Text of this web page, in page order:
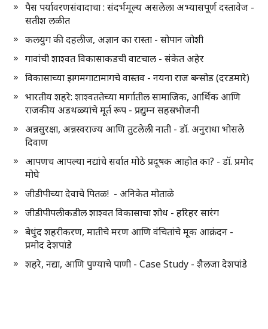
पैस पर्यावरणसंवादाचा : संदर्भमूल्य असलेला अभ्यासपूर्ण दस्तावेज -
सतीश लळीत
कलयुग की दहलीज, अज्ञान का रास्ता - सोपान जोशी
गावांची शाश्वत विकासाकडची वाटचाल - संकेत अहेर
विकासाच्या झगमगाटामागचे वास्तव - नयना राज बन्सोड (दरडमारे)
भारतीय शहरे: शाश्वततेच्या मार्गातील सामाजिक, आर्थिक आणि
राजकीय अडथळ्यांचे मूर्त रूप - प्रद्युम्न सहस्रभोजनी
अन्नसुरक्षा, अन्नस्वराज्य आणि तुटलेली नाती - डॉ. अनुराधा भोसले
दिवाण
आपणच आपल्या नद्यांचे सर्वात मोठे प्रदूषक आहोत का? - डॉ. प्रमोद
मोघे
जीडीपीच्या देवाचे पितळ! - अनिकेत मोताळे
जीडीपीपलीकडील शाश्वत विकासाचा शोध - हरिहर सारंग
बेधुंद शहरीकरण, मातीचे मरण आणि वंचितांचे मूक आक्रंदन -
प्रमोद देशपांडे
शहरे, नद्या, आणि पुण्याचे पाणी - Case Study - शैलजा देशपांडे